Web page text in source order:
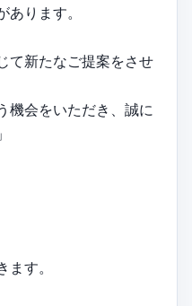
ります。
て新たなご提案をさせ
機会をいただき、誠に
す。